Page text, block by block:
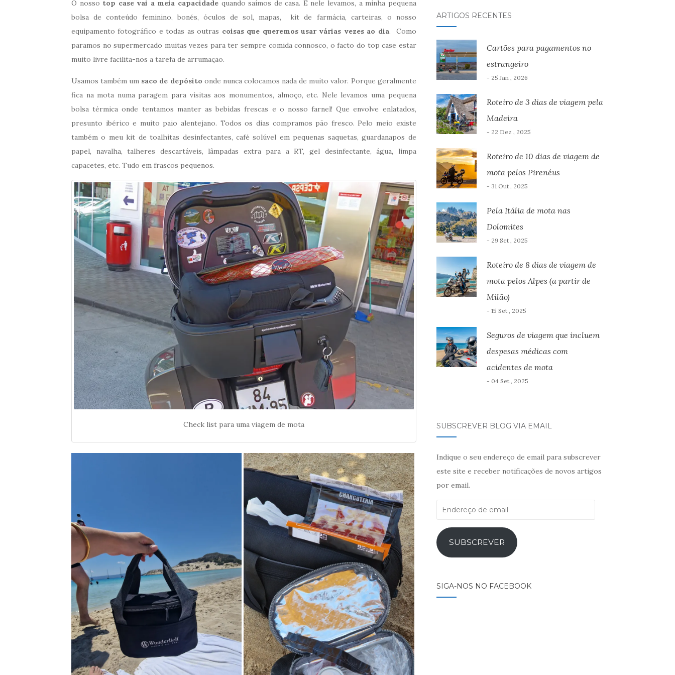
O nosso top case vai a meia capacidade quando saímos de casa. E nele levamos, a minha pequena
bolsa de conteúdo feminino, bonés, óculos de sol, mapas, kit de farmácia, carteiras, o nosso
equipamento fotográfico e todas as outras coisas que queremos usar várias vezes ao dia. Como
paramos no supermercado muitas vezes para ter sempre comida connosco, o facto do top case estar
muito livre facilita-nos a tarefa de arrumação.
Usamos também um saco de depósito onde nunca colocamos nada de muito valor. Porque geralmente
fica na mota numa paragem para visitas aos monumentos, almoço, etc. Nele levamos uma pequena
bolsa térmica onde tentamos manter as bebidas frescas e o nosso farnel! Que envolve enlatados,
presunto ibérico e muito paio alentejano. Todos os dias compramos pão fresco. Pelo meio existe
também o meu kit de toalhitas desinfectantes, café solúvel em pequenas saquetas, guardanapos de
papel, navalha, talheres descartáveis, lâmpadas extra para a RT, gel desinfectante, água, limpa
capacetes, etc. Tudo em frascos pequenos.
Check list para uma viagem de mota
ARTIGOS RECENTES
Cartões para pagamentos no
estrangeiro
- 25 Jan , 2026
Roteiro de 3 dias de viagem pela
Madeira
- 22 Dez , 2025
Roteiro de 10 dias de viagem de
mota pelos Pirenéus
- 31 Out , 2025
Pela Itália de mota nas
Dolomites
- 29 Set , 2025
Roteiro de 8 dias de viagem de
mota pelos Alpes (a partir de
Milão)
- 15 Set , 2025
Seguros de viagem que incluem
despesas médicas com
acidentes de mota
- 04 Set , 2025
SUBSCREVER BLOG VIA EMAIL
Indique o seu endereço de email para subscrever
este site e receber notificações de novos artigos
por email.
Endereço
email
SUBSCREVER
SIGA-NOS NO FACEBOOK